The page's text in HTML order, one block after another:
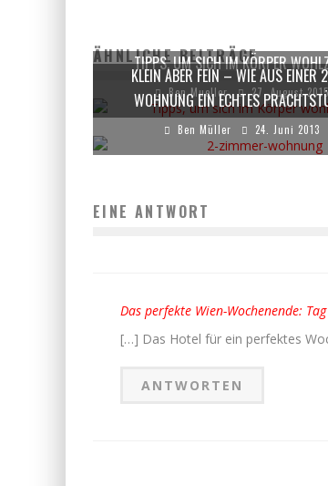
ÄHNLICHE BEITRÄGE
TIPPS, UM SICH IM KÖRPER
Ben Mueller 27. August 2015
KLEIN ABER FEIN – WIE AUS EINER
WOHNUNG EIN ECHTES
Ben Müller 24. Juni 2013
EINE ANTWORT
Das perfekte Wien-Wochenende: Tag
[…] Das Hotel für ein perfektes
ANTWORTEN